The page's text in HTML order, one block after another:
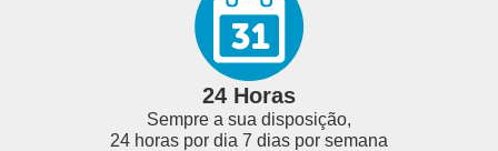
24 Horas
Sempre a sua disposição,
24 horas por dia 7 dias por semana